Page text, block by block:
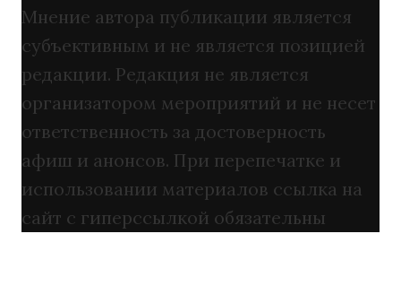
Мнение автора публикации является
субъективным и не является позицией
редакции. Редакция не является
организатором мероприятий и не несет
ответственность за достоверность
афиш и анонсов. При перепечатке и
использовании материалов ссылка на
сайт с гиперссылкой обязательны